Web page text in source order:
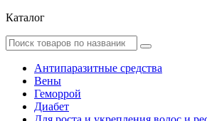
Каталог
Антипаразитные средства
Вены
Геморрой
Диабет